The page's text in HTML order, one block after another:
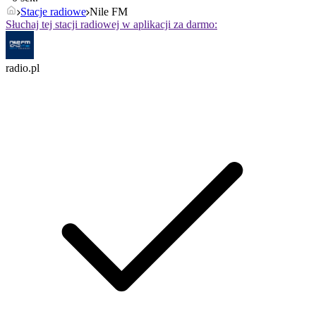
Stacje radiowe Nile FM
Słuchaj tej stacji radiowej w aplikacji za darmo:
radio.pl